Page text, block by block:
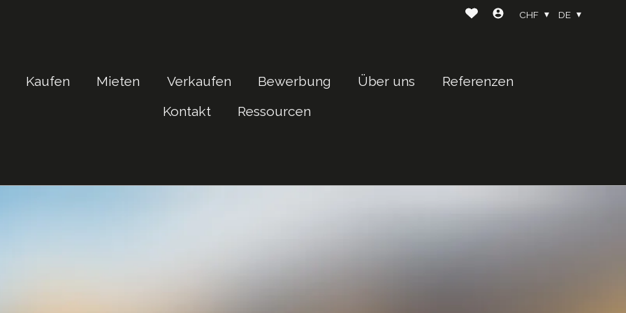
Kaufen Mieten Verkaufen Bewerbung Über uns
Referenzen
Kontakt
Ressourcen
CHF DE